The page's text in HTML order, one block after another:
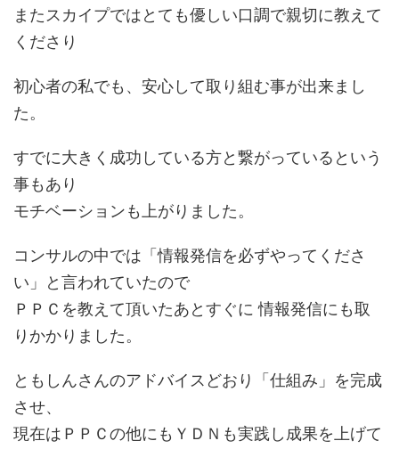
またスカイプではとても優しい口調で親切に教えて
くださり
初心者の私でも、安心して取り組む事が出来まし
た。
すでに大きく成功している方と繋がっているという
事もあり
モチベーションも上がりました。
コンサルの中では「情報発信を必ずやってくださ
い」と言われていたので
ＰＰＣを教えて頂いたあとすぐに 情報発信にも取
りかかりました。
ともしんさんのアドバイスどおり「仕組み」を完成
させ、
現在はＰＰＣの他にもＹＤＮも実践し成果を上げて